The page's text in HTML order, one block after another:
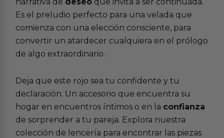
Es el preludio perfecto para una velada que
comienza con una elección consciente, para
convertir un atardecer cualquiera en el prólogo
de algo extraordinario.
Deja que este rojo sea tu confidente y tu
declaración. Un accesorio que encuentra su
hogar en encuentros íntimos o en la confianza
de sorprender a tu pareja. Explora nuestra
colección de lencería para encontrar las piezas